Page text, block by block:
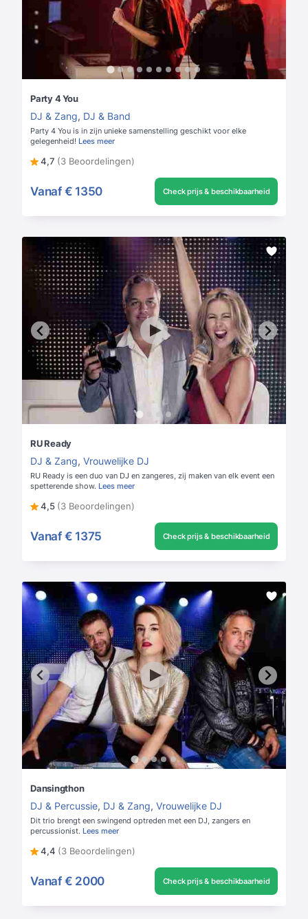
Party 4 You
DJ & Zang, DJ & Band
Party 4 You is in zijn unieke samenstelling geschikt voor elke
gelegenheid! Lees meer
4,7 (3 Beoordelingen)
Vanaf € 1350 Check prijs & beschikbaarheid
RU Ready
DJ & Zang, Vrouwelijke DJ
RU Ready is een duo van DJ en zangeres, zij maken van elk event een
spetterende show. Lees meer
4,5 (3 Beoordelingen)
Vanaf € 1375 Check prijs & beschikbaarheid
Dansingthon
DJ & Percussie, DJ & Zang, Vrouwelijke DJ
Dit trio brengt een swingend optreden met een DJ, zangers en
percussionist. Lees meer
4,4 (3 Beoordelingen)
Vanaf € 2000 Check prijs & beschikbaarheid